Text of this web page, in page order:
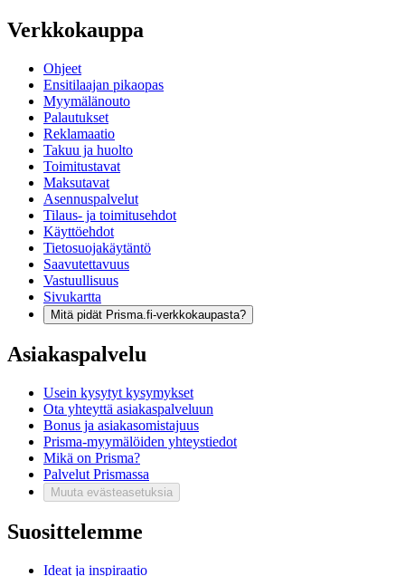
Verkkokauppa
Ohjeet
Ensitilaajan pikaopas
Myymälänouto
Palautukset
Reklamaatio
Takuu ja huolto
Toimitustavat
Maksutavat
Asennuspalvelut
Tilaus- ja toimitusehdot
Käyttöehdot
Tietosuojakäytäntö
Saavutettavuus
Vastuullisuus
Sivukartta
Mitä pidät Prisma.fi-verkkokaupasta?
Asiakaspalvelu
Usein kysytyt kysymykset
Ota yhteyttä asiakaspalveluun
Bonus ja asiakasomistajuus
Prisma-myymälöiden yhteystiedot
Mikä on Prisma?
Palvelut Prismassa
Muuta evästeasetuksia
Suosittelemme
Ideat ja inspiraatio